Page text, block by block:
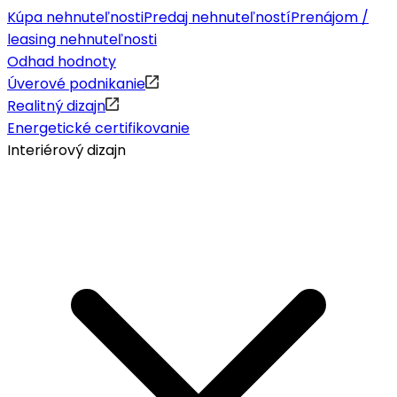
Kúpa nehnuteľnostiPredaj nehnuteľnostíPrenájom /
leasing nehnuteľnosti
Odhad hodnoty
Úverové podnikanie
Realitný dizajn
Energetické certifikovanie
Interiérový dizajn